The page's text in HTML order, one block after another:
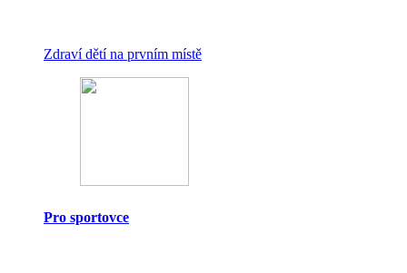
Zdraví dětí na prvním místě
Pro sportovce